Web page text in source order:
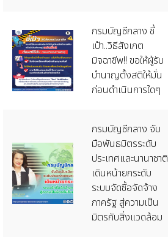
กรมบัญชีกลาง ชี้
เป้า..วิธีสังเกต
มิจฉาชีพ!! ขอให้ผู้รับ
บำนาญตั้งสติให้มั่น
ก่อนดำเนินการใดๆ
กรมบัญชีกลาง จับ
มือพันธมิตรระดับ
ประเทศและนานาชาติ
เดินหน้ายกระดับ
ระบบจัดซื้อจัดจ้าง
ภาครัฐ สู่ความเป็น
มิตรกับสิ่งแวดล้อม